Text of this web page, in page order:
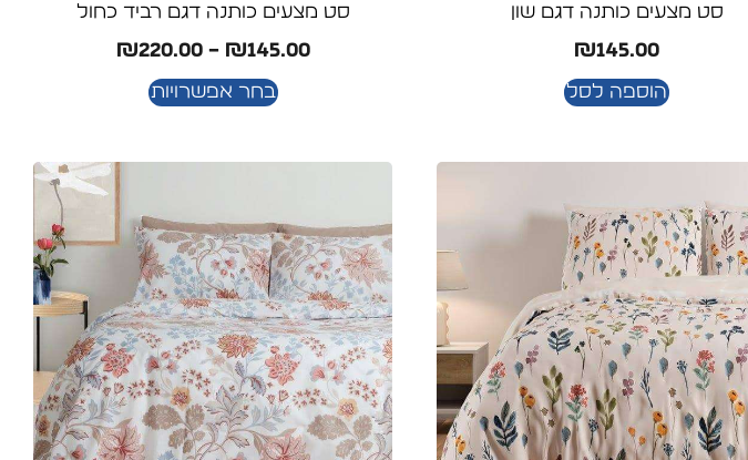
סט מצעים כותנה דגם שון
₪145.00
הוספה לסל
סט מצעים כותנה דגם רביד כחול
₪145.00
–
₪220.00
בחר אפשרויות